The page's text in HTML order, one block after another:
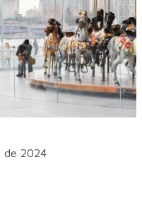
de 2024